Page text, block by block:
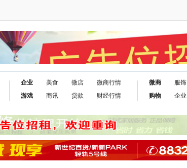
企业
游戏
美食
商讯
微店
贷款
微商行情
财经行情
微商
购物
服饰
企业